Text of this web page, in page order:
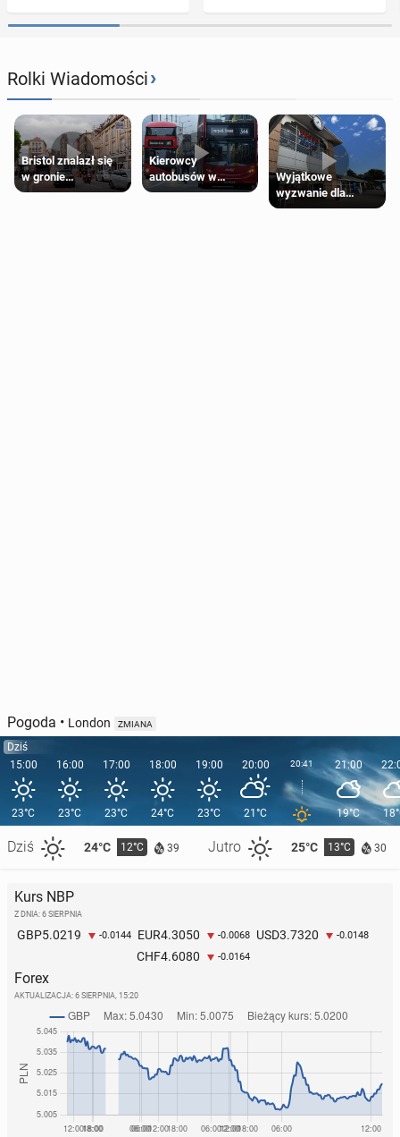
Rolki Wiadomości›
Bristol znalazł się
w gronie
najlepszych
Kierowcy
autobusów w
Londynie
Wyjątkowe
wyzwanie dla
posiadaczy kart
Pogoda • London ZMIANA
Dziś
15:00
23°C
Dziś 24°C 12°C 39 Jutro 25°C 13°C 30
16:00
23°C
17:00
23°C
18:00
24°C
19:00
23°C
20:00
21°C
20:41 21:00
19°C
Kurs NBP
Z DNIA: 6 SIERPNIA
GBP5.0219 -0.0144 EUR4.3050 -0.0068 USD3.7320 -0.0148
CHF4.6080 -0.0164
Forex
AKTUALIZACJA: 6 SIERPNIA, 15:20